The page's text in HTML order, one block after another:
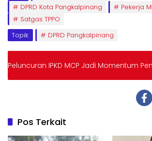
DPRD Kota Pangkalpinang
Pekerja
Satgas TPPO
Topik:
DPRD Pangkalpinang
Peluncuran IPKD MCP Jadi Momentum
Pos Terkait